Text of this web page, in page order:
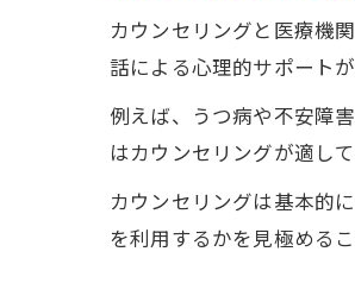
カウンセリングと医療機
話による心理的サポート
例えば、うつ病や不安障
はカウンセリングが適し
カウンセリングは基本的
を利用するかを見極める